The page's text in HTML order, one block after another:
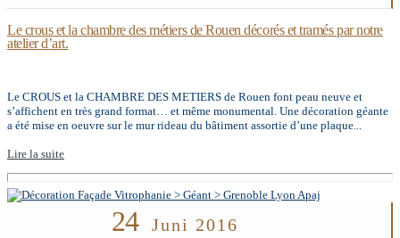
Le crous et la chambre des métiers de Rouen décorés et tramés par notre
atelier d’art.
Le CROUS et la CHAMBRE DES METIERS de Rouen font peau neuve et
s’affichent en très grand format… et même monumental. Une décoration géante
a été mise en oeuvre sur le mur rideau du bâtiment assortie d’une plaque...
Lire la suite
24 Juni 2016